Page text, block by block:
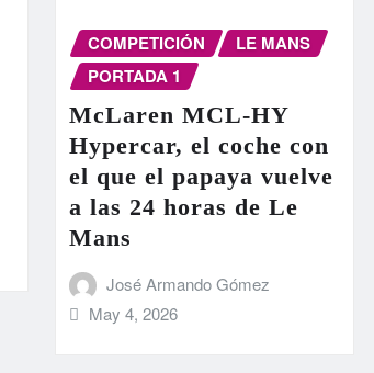
COMPETICIÓN
LE MANS
PORTADA 1
McLaren MCL-HY
Hypercar, el coche con
el que el papaya vuelve
a las 24 horas de Le
Mans
José Armando Gómez
May 4, 2026